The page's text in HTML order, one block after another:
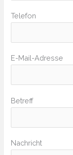
Telefon
Bitte lasse dieses
E-Mail-Adresse
Betreff
Nachricht